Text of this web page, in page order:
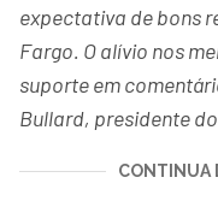
expectativa de bons
Fargo. O alívio nos
suporte em
Bullard, presidente
CONTINUA